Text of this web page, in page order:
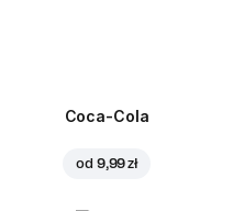
Coca-Cola
od 9,99 zł